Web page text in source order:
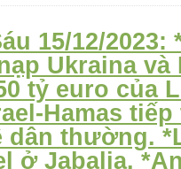
cấy
vào
não
người.
*Mỹ
thắt
chặt
visa
15/12/2023:
Ukraina
tỷ euro của
Hamas
dân thường.
ở Jabalia.